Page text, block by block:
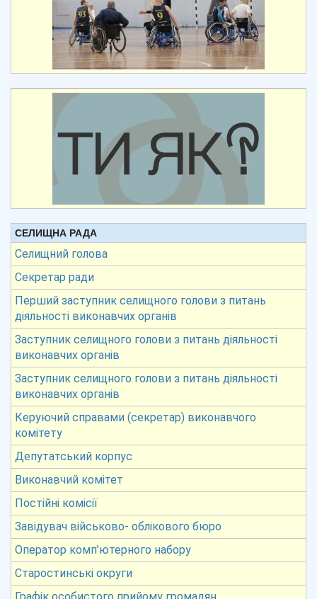
СЕЛИЩНА РАДА
Селищний голова
Секретар ради
Перший заступник селищного голови з питань
діяльності виконавчих органів
Заступник селищного голови з питань діяльності
виконавчих органів
Заступник селищного голови з питань діяльності
виконавчих органів
Керуючий справами (секретар) виконавчого
комітету
Депутатський корпус
Виконавчий комітет
Постійні комісії
Завідувач військово- облікового бюро
Оператор комп’ютерного набору
Старостинські округи